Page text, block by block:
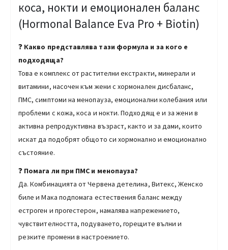
коса, нокти и емоционален баланс
(Hormonal Balance Eva Pro + Biotin)
❓ Какво представлява тази формула и за кого е
подходяща?
Това е комплекс от растителни екстракти, минерали и
витамини, насочен към жени с хормонален дисбаланс,
ПМС, симптоми на менопауза, емоционални колебания или
проблеми с кожа, коса и нокти. Подходящ е и за жени в
активна репродуктивна възраст, както и за дами, които
искат да подобрят общото си хормонално и емоционално
състояние.
❓ Помага ли при ПМС и менопауза?
Да. Комбинацията от Червена детелина, Витекс, Женско
биле и Мака подпомага естествения баланс между
естроген и прогестерон, намалява напрежението,
чувствителността, подуването, горещите вълни и
резките промени в настроението.